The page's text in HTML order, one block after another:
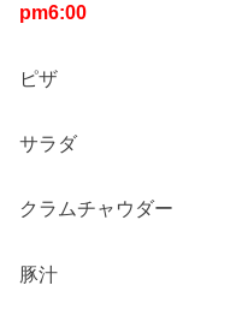
pm6:00
ピザ
サラダ
クラムチャウダー
豚汁